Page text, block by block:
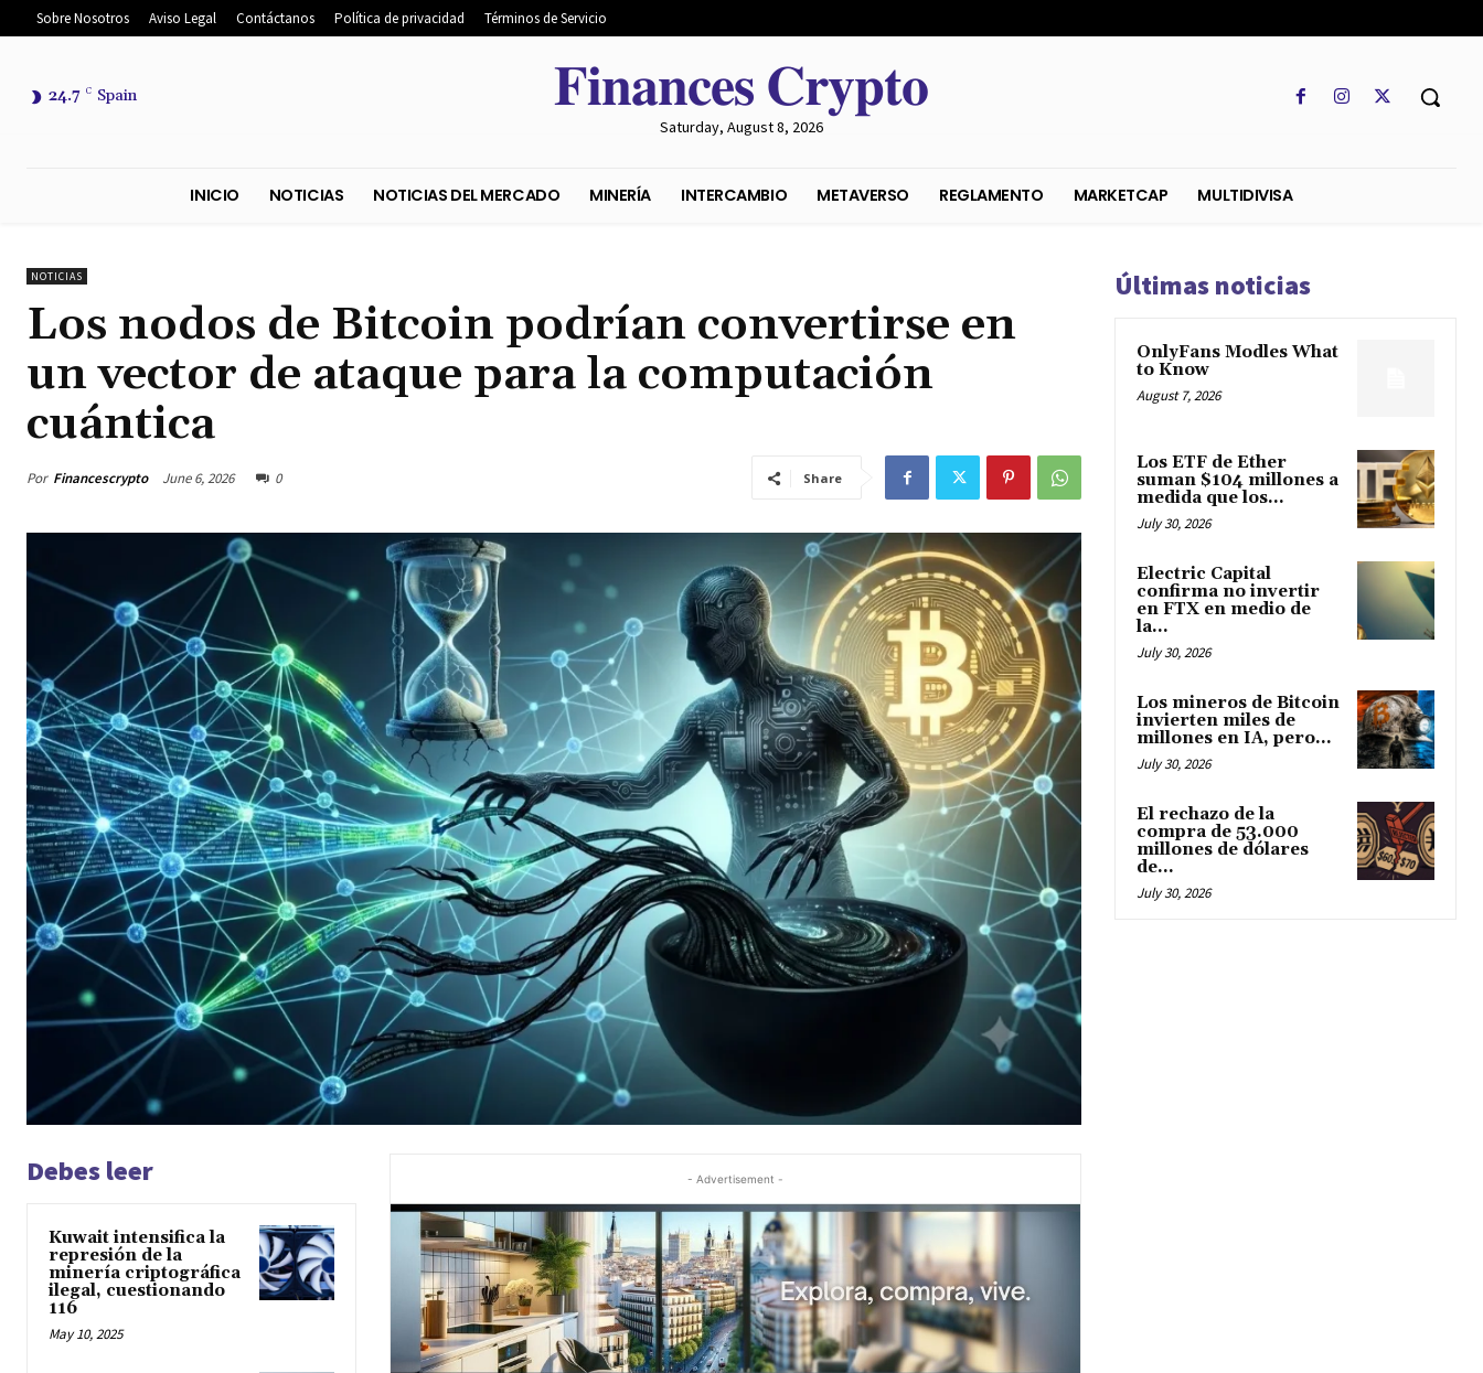
Sobre Nosotros Aviso Legal Contáctanos Política de privacidad Términos de Servicio
24.7 C Spain 𝐅𝐢𝐧𝐚𝐧𝐜𝐞𝐬 𝐂𝐫𝐲𝐩𝐭𝐨
Saturday, August 8, 2026
NOTICIAS
Los nodos de Bitcoin podrían convertirse en
un vector de ataque para la computación
cuántica
Por Financescrypto June 6, 2026 0 Share
Debes leer
Kuwait intensifica la
represión de la
minería criptográfica
ilegal, cuestionando
116
May 10, 2025
- Advertisement -
Últimas noticias
OnlyFans Modles What
to Know
August 7, 2026
Los ETF de Ether
suman $104 millones a
medida que los...
July 30, 2026
Electric Capital
confirma no invertir
en FTX en medio de
la...
July 30, 2026
Los mineros de Bitcoin
invierten miles de
millones en IA, pero...
July 30, 2026
El rechazo de la
compra de 53.000
millones de dólares
de...
July 30, 2026